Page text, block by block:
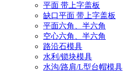
平面 带上字盖板
缺口平面 带上字盖板
平面六角、半六角
空心六角、半六角
路沿石模具
水利/锁块模具
水沟/路肩/L型台帽模具